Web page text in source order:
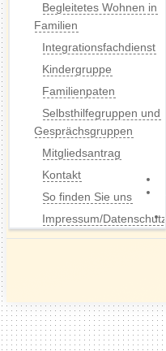
Begleitetes Wohnen in
Familien
Integrationsfachdienst
Kindergruppe
Familienpaten
Selbsthilfegruppen und
Gesprächsgruppen
Mitgliedsantrag
Kontakt
So finden Sie uns
Impressum/Datenschutz